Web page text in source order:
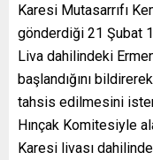
Karesi Mutasarrıfı
gönderdiği 21 Şubat
Liva dahilindeki
başlandığını
tahsis edilmesini
Hınçak Komitesiyle
Karesi livası